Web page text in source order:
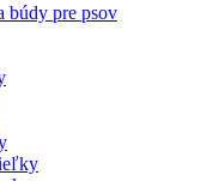
búdy pre psov